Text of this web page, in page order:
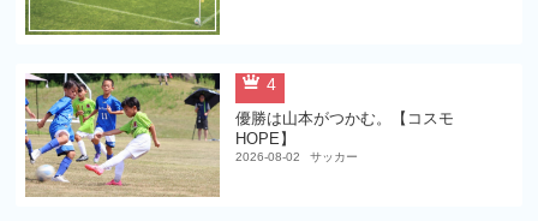
4
優勝は山本がつかむ。【コスモ
HOPE】
2026-08-02 サッカー